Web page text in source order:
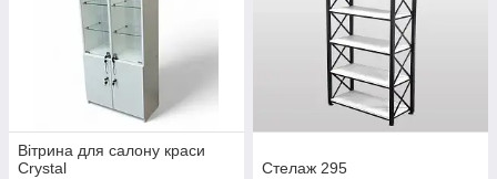
Вітрина для салону краси
Crystal
Стелаж 295